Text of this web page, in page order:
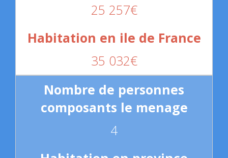
25 257€
35 032€
4